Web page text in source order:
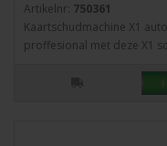
Artikelnr: 750361
Kaartschudmachine X1
proffesional met deze X1